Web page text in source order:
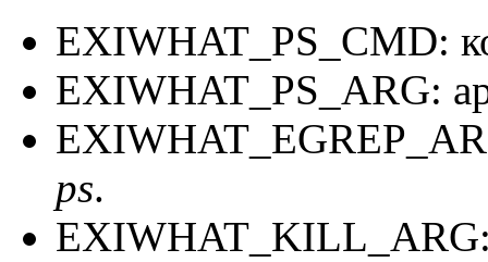
EXIWHAT_PS_CMD:
EXIWHAT_PS_ARG:
ps.